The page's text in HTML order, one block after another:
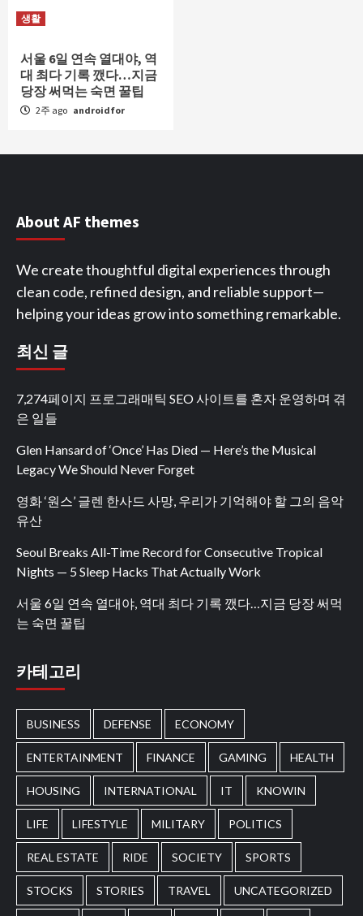
생활
서울 6일 연속 열대야, 역
대 최다 기록 깼다…지금
당장 써먹는 숙면 꿀팁
2주 ago androidfor
About AF themes
We create thoughtful digital experiences through
clean code, refined design, and reliable support—
helping your ideas grow into something remarkable.
최신 글
7,274페이지 프로그래매틱 SEO 사이트를 혼자 운영하며 겪
은 일들
Glen Hansard of ‘Once’ Has Died — Here’s the Musical
Legacy We Should Never Forget
영화 ‘원스’ 글렌 한사드 사망, 우리가 기억해야 할 그의 음악
유산
Seoul Breaks All-Time Record for Consecutive Tropical
Nights — 5 Sleep Hacks That Actually Work
서울 6일 연속 열대야, 역대 최다 기록 깼다…지금 당장 써먹
는 숙면 꿀팁
카테고리
BUSINESS DEFENSE ECONOMY
ENTERTAINMENT FINANCE GAMING HEALTH
HOUSING INTERNATIONAL IT KNOWIN
LIFE LIFESTYLE MILITARY POLITICS
REAL ESTATE RIDE SOCIETY SPORTS
STOCKS STORIES TRAVEL UNCATEGORIZED